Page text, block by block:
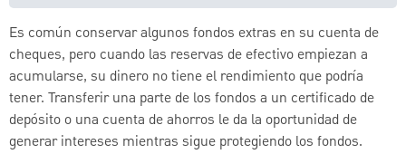
Es común conservar algunos fondos extras en su cuenta de
cheques, pero cuando las reservas de efectivo empiezan a
acumularse, su dinero no tiene el rendimiento que podría
tener. Transferir una parte de los fondos a un certificado de
depósito o una cuenta de ahorros le da la oportunidad de
generar intereses mientras sigue protegiendo los fondos.